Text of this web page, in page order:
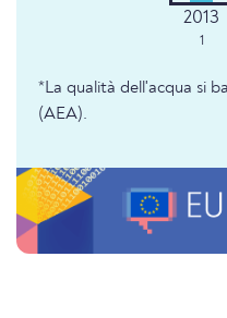
1
*La qualità dell'acqua si
(AEA).